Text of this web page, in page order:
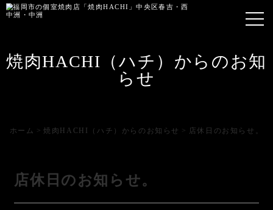
焼肉HACHI（ハチ）からのお知
らせ
ホーム 焼肉HACHI（ハチ）からのお知らせ 店休日のお知らせ。
店休日のお知らせ。